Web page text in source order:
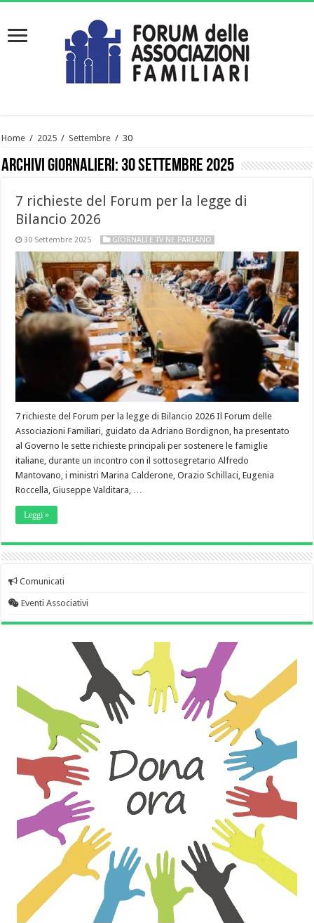
Home / 2025 / Settembre / 30
Archivi giornalieri:30 Settembre 2025
7 richieste del Forum per la legge di
Bilancio 2026
30 Settembre 2025 GIORNALI E TV NE PARLANO
7 richieste del Forum per la legge di Bilancio 2026 Il Forum delle
Associazioni Familiari, guidato da Adriano Bordignon, ha presentato
al Governo le sette richieste principali per sostenere le famiglie
italiane, durante un incontro con il sottosegretario Alfredo
Mantovano, i ministri Marina Calderone, Orazio Schillaci, Eugenia
Roccella, Giuseppe Valditara, …
Leggi »
Comunicati
Eventi Associativi